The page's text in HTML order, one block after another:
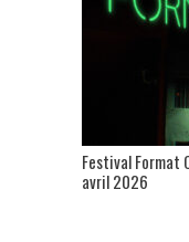
Festival Format
avril 2026